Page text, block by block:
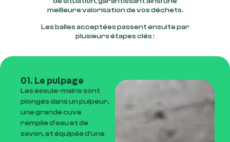
meilleure valorisation de vos déchets.
Les balles acceptées passent ensuite par
plusieurs étapes clés :
01. Le pulpage
Les essuie-mains sont
plongés dans un pulpeur,
une grande cuve
remplie d’eau et de
savon, et équipée d’une